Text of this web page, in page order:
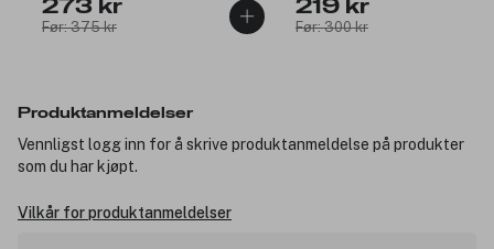
273 kr
Før: 375 kr
219 kr
Før: 300 kr
Produktanmeldelser
Vennligst logg inn for å skrive produktanmeldelse på produkter
som du har kjøpt.
Vilkår for produktanmeldelser